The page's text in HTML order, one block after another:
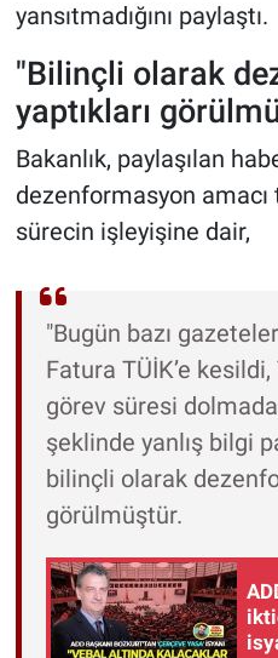
yansıtmadığını paylaştı.
"Bilinçli olarak
yaptıkları
Bakanlık, paylaşılan
dezenformasyon amacı
sürecin işleyişine dair,
"Bugün bazı
Fatura TÜİK’e kesildi,
görev süresi
şeklinde yanlış bilgi
bilinçli olarak
görülmüştür.
iktidara